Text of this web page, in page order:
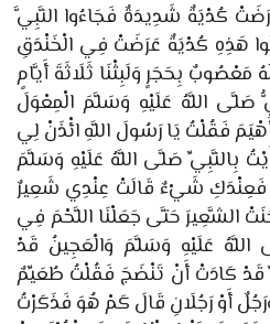
كُدْيَةٌ شَدِيدَةٌ فَجَاءُوا النَّبِيَّ
هَذِهِ كُدْيَةٌ عَرَضَتْ فِي الْخَنْدَقِ
مَعْصُوبٌ بِحَجَرٍ وَلَبِثْنَا ثَلَاثَةَ أَيَّامٍ
صَلَّى اللَّهُ عَلَيْهِ وَسَلَّمَ الْمِعْوَلَ
فَقُلْتُ يَا رَسُولَ اللَّهِ ائْذَنْ لِي
بِالنَّبِيِّ صَلَّى اللَّهُ عَلَيْهِ وَسَلَّمَ
فَعِنْدَكِ شَيْءٌ قَالَتْ عِنْدِي شَعِيرٌ
الشَّعِيرَ حَتَّى جَعَلْنَا اللَّحْمَ فِي
اللَّهُ عَلَيْهِ وَسَلَّمَ وَالْعَجِينُ قَدْ
قَدْ كَادَتْ أَنْ تَنْضَجَ فَقُلْتُ طُعَيِّمٌ
أَوْ رَجُلَانِ قَالَ كَمْ هُوَ فَذَكَرْتُ